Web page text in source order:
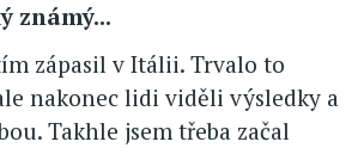
známý...
zápasil v Itálii. Trvalo to
nakonec lidi viděli výsledky a
Takhle jsem třeba začal